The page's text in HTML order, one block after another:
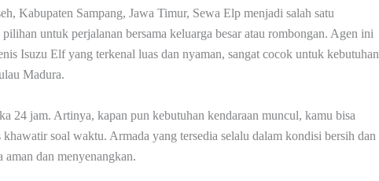
Kabupaten Sampang, Jawa Timur, Sewa Elp menjadi salah satu
untuk perjalanan bersama keluarga besar atau rombongan. Agen ini
Isuzu Elf yang terkenal luas dan nyaman, sangat cocok untuk kebutuhan
Madura.
24 jam. Artinya, kapan pun kebutuhan kendaraan muncul, kamu bisa
soal waktu. Armada yang tersedia selalu dalam kondisi bersih dan
aman dan menyenangkan.